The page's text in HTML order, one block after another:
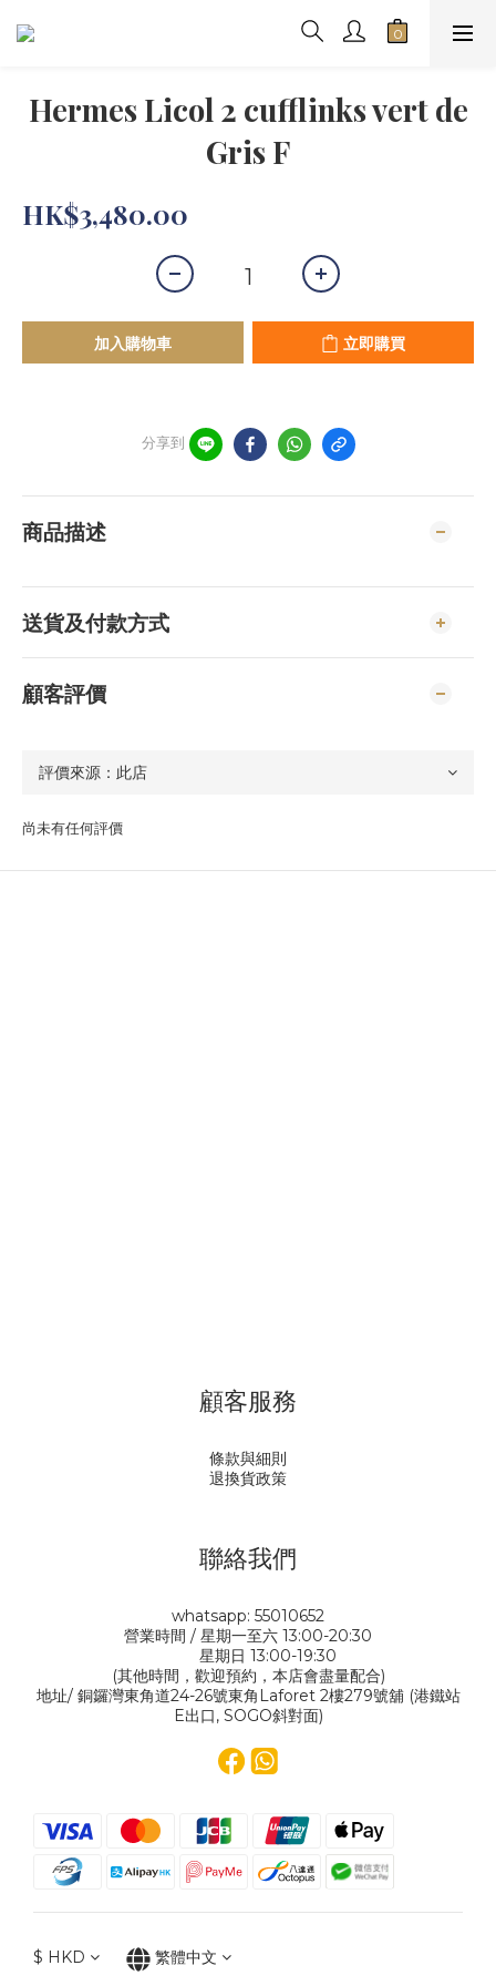
Hermes Licol 2 cufflinks vert de
Gris F
HK$3,480.00
加入購物車 立即購買
分享到
商品描述
送貨及付款方式
顧客評價
尚未有任何評價
顧客服務
條款與細則
退換貨政策
聯絡我們
whatsapp: 55010652
營業時間 / 星期一至六 13:00-20:30
星期日 13:00-19:30
(其他時間，歡迎預約，本店會盡量配合)
地址/ 銅鑼灣東角道24-26號東角Laforet 2樓279號舖 (港鐵站
E出口, SOGO斜對面)
$ HKD 繁體中文